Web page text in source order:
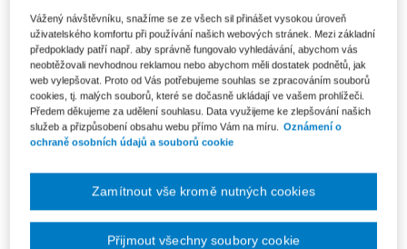
497 Kč
E-kniha Smarteca + soubory ke stažení
V prodeji - ihned k dispozici
Co je Smarteca?
Kde najdu soubory e-knih?
Skladem - expedice do 2 pracovních dnů
Co je Smarteca?
Upozorňujeme, že v období od 1.8. do 21.8. z technických
Vážený návštěvníku, snažíme se ze všech sil přinášet vysokou úroveň
uživatelského komfortu při používání našich webových stránek. Mezi základní
předpoklady patří např. aby správně fungovalo vyhledávání, abychom vás
neobtěžovali nevhodnou reklamou nebo abychom měli dostatek podnětů, jak
web vylepšovat. Proto od Vás potřebujeme souhlas se zpracováním souborů
cookies, tj. malých souborů, které se dočasně ukládají ve vašem prohlížeči.
Předem děkujeme za udělení souhlasu. Data využijeme ke zlepšování našich
služeb a přizpůsobení obsahu webu přímo Vám na míru. Oznámení o
ochraně osobních údajů a souborů cookie
Zamítnout vše kromě nutných cookies
Přijmout všechny soubory cookie